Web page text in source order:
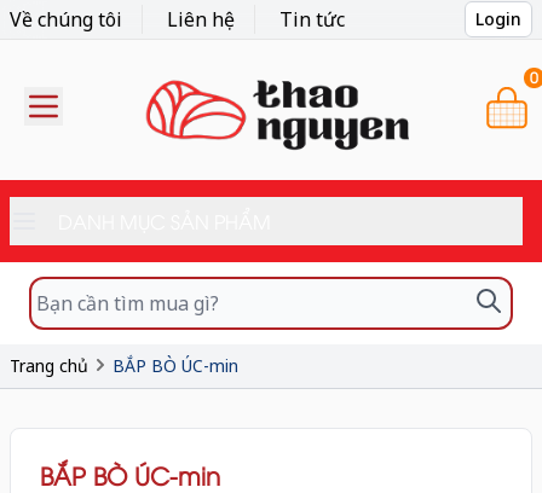
Về chúng tôi Liên hệ Tin tức Login
0
Trang chủ BẮP BÒ ÚC-min
BẮP BÒ ÚC-min